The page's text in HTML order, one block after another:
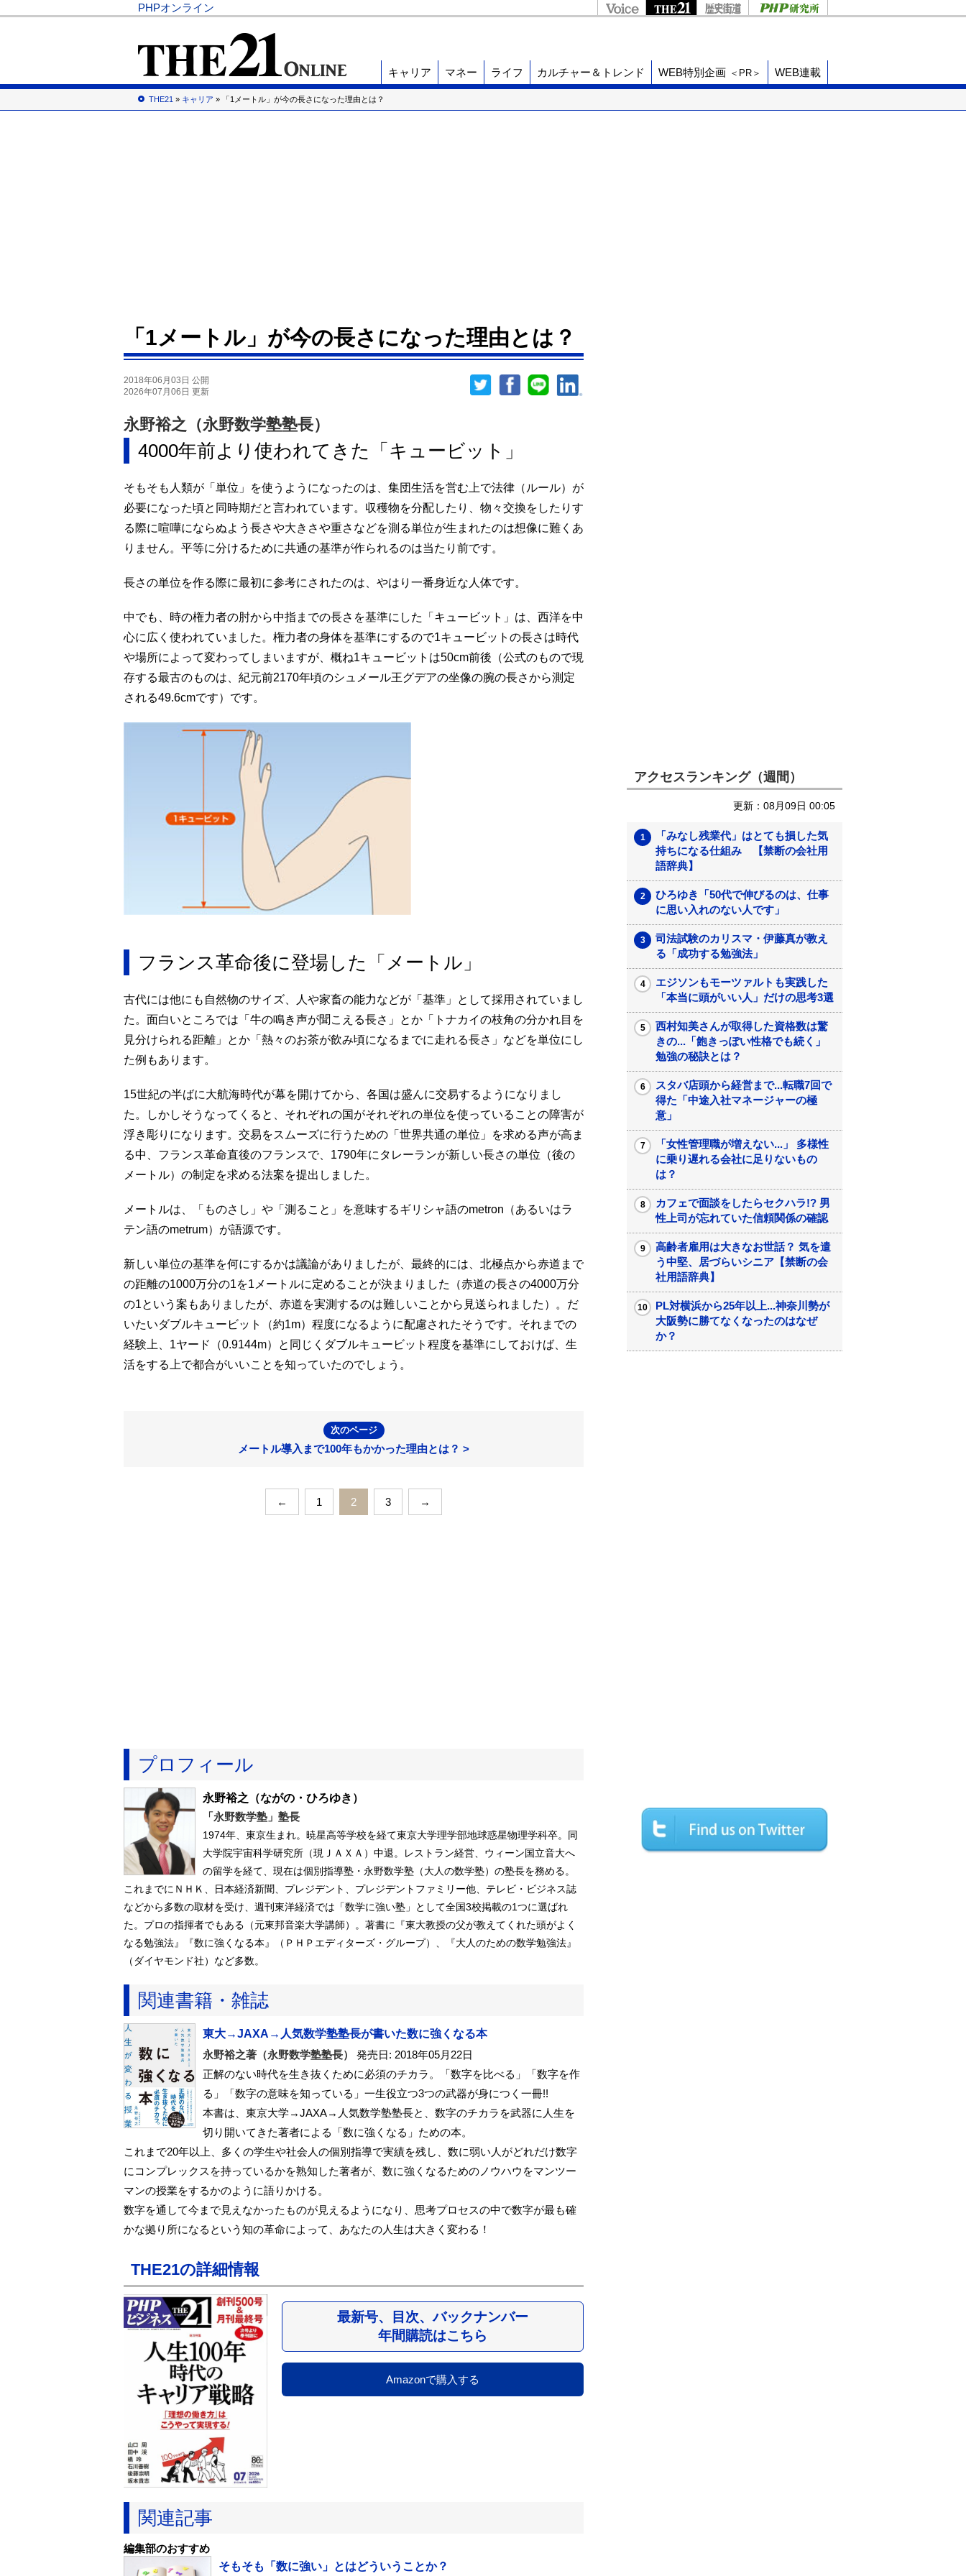
PHPオンライン
キャリア マネー ライフ カルチャー＆トレンド WEB特別企画 ＜PR＞ WEB連載
THE21 » キャリア » 「1メートル」が今の長さになった理由とは？
「1メートル」が今の長さになった理由とは？
2018年06月03日 公開
2026年07月06日 更新
永野裕之（永野数学塾塾長）
4000年前より使われてきた「キュービット」
そもそも人類が「単位」を使うようになったのは、集団生活を営む上で法律（ルール）が
必要になった頃と同時期だと言われています。収穫物を分配したり、物々交換をしたりす
る際に喧嘩にならぬよう長さや大きさや重さなどを測る単位が生まれたのは想像に難くあ
りません。平等に分けるために共通の基準が作られるのは当たり前です。
長さの単位を作る際に最初に参考にされたのは、やはり一番身近な人体です。
中でも、時の権力者の肘から中指までの長さを基準にした「キュービット」は、西洋を中
心に広く使われていました。権力者の身体を基準にするので1キュービットの長さは時代
や場所によって変わってしまいますが、概ね1キュービットは50cm前後（公式のもので現
存する最古のものは、紀元前2170年頃のシュメール王グデアの坐像の腕の長さから測定
される49.6cmです）です。
フランス革命後に登場した「メートル」
古代には他にも自然物のサイズ、人や家畜の能力などが「基準」として採用されていまし
た。面白いところでは「牛の鳴き声が聞こえる長さ」とか「トナカイの枝角の分かれ目を
見分けられる距離」とか「熱々のお茶が飲み頃になるまでに走れる長さ」などを単位にし
た例もあります。
15世紀の半ばに大航海時代が幕を開けてから、各国は盛んに交易するようになりまし
た。しかしそうなってくると、それぞれの国がそれぞれの単位を使っていることの障害が
浮き彫りになります。交易をスムーズに行うための「世界共通の単位」を求める声が高ま
る中、フランス革命直後のフランスで、1790年にタレーランが新しい長さの単位（後の
メートル）の制定を求める法案を提出しました。
メートルは、「ものさし」や「測ること」を意味するギリシャ語のmetron（あるいはラ
テン語のmetrum）が語源です。
新しい単位の基準を何にするかは議論がありましたが、最終的には、北極点から赤道まで
の距離の1000万分の1を1メートルに定めることが決まりました（赤道の長さの4000万分
の1という案もありましたが、赤道を実測するのは難しいことから見送られました）。だ
いたいダブルキュービット（約1m）程度になるように配慮されたそうです。それまでの
経験上、1ヤード（0.9144m）と同じくダブルキュービット程度を基準にしておけば、生
活をする上で都合がいいことを知っていたのでしょう。
次のページ
メートル導入まで100年もかかった理由とは？ >
← 1 2 3 →
プロフィール
永野裕之 （ながの・ひろゆき）
「永野数学塾」塾長
1974年、東京生まれ。暁星高等学校を経て東京大学理学部地球惑星物理学科卒。同
大学院宇宙科学研究所（現ＪＡＸＡ）中退。レストラン経営、ウィーン国立音大へ
の留学を経て、現在は個別指導塾・永野数学塾（大人の数学塾）の塾長を務める。
これまでにＮＨＫ、日本経済新聞、プレジデント、プレジデントファミリー他、テレビ・ビジネス誌
などから多数の取材を受け、週刊東洋経済では「数学に強い塾」として全国3校掲載の1つに選ばれ
た。プロの指揮者でもある（元東邦音楽大学講師）。著書に『東大教授の父が教えてくれた頭がよく
なる勉強法』『数に強くなる本』（ＰＨＰエディターズ・グループ）、『大人のための数学勉強法』
（ダイヤモンド社）など多数。
関連書籍・雑誌
東大→JAXA→人気数学塾塾長が書いた数に強くなる本
永野裕之著（永野数学塾塾長）
発売日: 2018年05月22日
正解のない時代を生き抜くために必須のチカラ。「数字を比べる」「数字を作
る」「数字の意味を知っている」一生役立つ3つの武器が身につく一冊!!
本書は、東京大学→JAXA→人気数学塾塾長と、数字のチカラを武器に人生を
切り開いてきた著者による「数に強くなる」ための本。
これまで20年以上、多くの学生や社会人の個別指導で実績を残し、数に弱い人がどれだけ数字
にコンプレックスを持っているかを熟知した著者が、数に強くなるためのノウハウをマンツー
マンの授業をするかのように語りかける。
数字を通して今まで見えなかったものが見えるようになり、思考プロセスの中で数字が最も確
かな拠り所になるという知の革命によって、あなたの人生は大きく変わる！
THE21の詳細情報
最新号、目次、バックナンバー
年間購読はこちら
Amazonで購入する
関連記事
編集部のおすすめ
そもそも「数に強い」とはどういうことか？
アクセスランキング（週間）
更新：08月09日 00:05
「みなし残業代」はとても損した気
持ちになる仕組み 【禁断の会社用
語辞典】
ひろゆき「50代で伸びるのは、仕事
に思い入れのない人です」
司法試験のカリスマ・伊藤真が教え
る「成功する勉強法」
エジソンもモーツァルトも実践した
「本当に頭がいい人」だけの思考3選
西村知美さんが取得した資格数は驚
きの...「飽きっぽい性格でも続く」
勉強の秘訣とは？
スタバ店頭から経営まで...転職7回で
得た「中途入社マネージャーの極
意」
「女性管理職が増えない...」 多様性
に乗り遅れる会社に足りないもの
は？
カフェで面談をしたらセクハラ!? 男
性上司が忘れていた信頼関係の確認
高齢者雇用は大きなお世話？ 気を遣
う中堅、居づらいシニア【禁断の会
社用語辞典】
PL対横浜から25年以上...神奈川勢が
大阪勢に勝てなくなったのはなぜ
か？